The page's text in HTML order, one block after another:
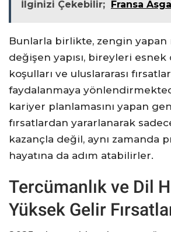
İlginizi Çekebilir; Fransa
Bunlarla birlikte, zengin
değişen yapısı, bireyleri esnek
koşulları ve uluslararası
faydalanmaya
kariyer planlamasını yapan
fırsatlardan yararlanarak
kazançla değil, aynı zamanda
hayatına da adım atabilirler.
Tercümanlık ve Dil
Yüksek Gelir